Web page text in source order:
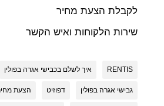
לקבלת הצעת מחיר
שירות הלקוחות ואיש הקשר
RENTIS איך לשלם בכבישי אגרה בפולין
גבישי אגרה בפולין דפוזיט הצעת